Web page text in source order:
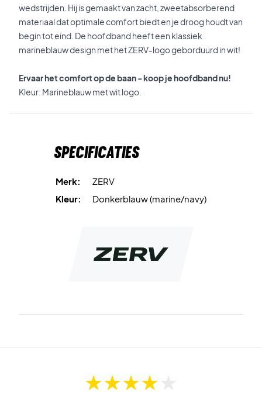
wedstrijden. Hij is gemaakt van zacht, zweetabsorberend
materiaal dat optimale comfort biedt en je droog houdt van
begin tot eind. De hoofdband heeft een klassiek
marineblauw design met het ZERV-logo geborduurd in wit!
Ervaar het comfort op de baan - koop je hoofdband nu!
Kleur: Marineblauw met wit logo.
Specificaties
Merk:
ZERV
Kleur:
Donkerblauw (marine/navy)